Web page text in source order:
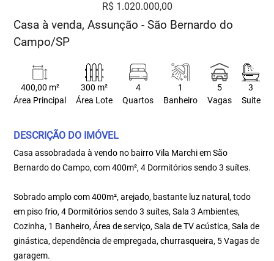
R$ 1.020.000,00
Casa à venda, Assunção - São Bernardo do
Campo/SP
400,00 m²
Área Principal
300 m²
Área Lote
4
Quartos
1
Banheiro
5
Vagas
3
Suite
DESCRIÇÃO DO IMÓVEL
Casa assobradada à vendo no bairro Vila Marchi em São
Bernardo do Campo, com 400m², 4 Dormitórios sendo 3 suítes.
Sobrado amplo com 400m², arejado, bastante luz natural, todo
em piso frio, 4 Dormitórios sendo 3 suítes, Sala 3 Ambientes,
Cozinha, 1 Banheiro, Área de serviço, Sala de TV acústica, Sala de
ginástica, dependência de empregada, churrasqueira, 5 Vagas de
garagem.